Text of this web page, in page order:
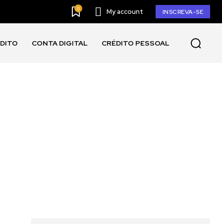
0 My account INSCREVA-SE
CONTA DIGITAL CRÉDITO PESSOAL